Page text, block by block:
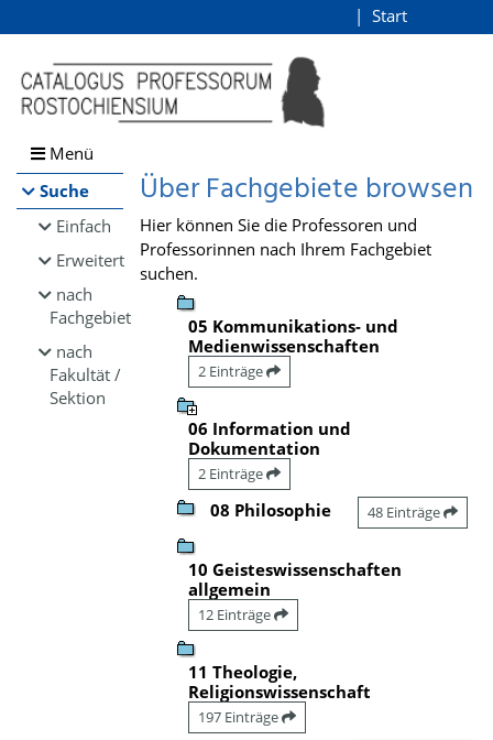
Browsen
direkt zum Inhalt
Start
Menü
Suche
Einfach
Erweitert
nach
Fachgebiet
nach
Fakultät /
Sektion
Über Fachgebiete browsen
Hier können Sie die Professoren und
Professorinnen nach Ihrem Fachgebiet
suchen.
05 Kommunikations- und
Medienwissenschaften
2 Einträge
06 Information und
Dokumentation
2 Einträge
08 Philosophie 48 Einträge
10 Geisteswissenschaften
allgemein
12 Einträge
11 Theologie,
Religionswissenschaft
197 Einträge